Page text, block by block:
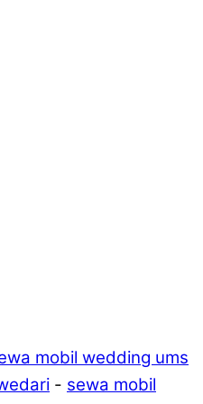
mobil wedding ums
- sewa mobil